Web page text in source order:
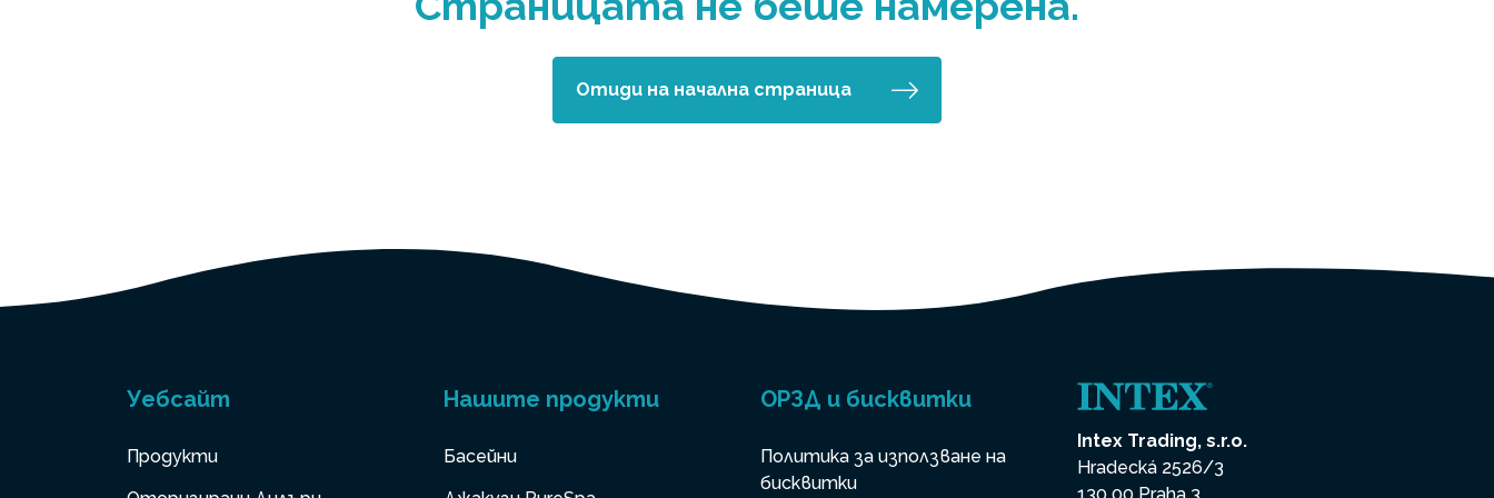
Отиди на начална страница
Уебсайт
Продукти
Нашите продукти
Басейни
ОРЗД и бисквитки
Политика за използване на
бисквитки
Intex Trading, s.r.o.
Hradecká 2526/3